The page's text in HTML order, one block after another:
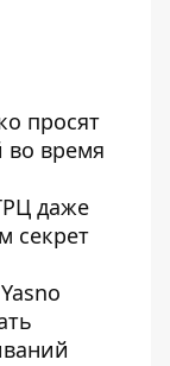
просят
во время
даже
секрет